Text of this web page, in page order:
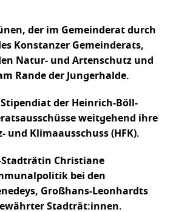
der im Gemeinderat durch
Konstanzer Gemeinderats,
Natur- und Artenschutz und
Rande der Jungerhalde.
der Heinrich-Böll-
weitgehend ihre
Klimaausschuss (HFK).
Stadträtin Christiane
bei den
Großhans-Leonhardts
Stadträt:innen.